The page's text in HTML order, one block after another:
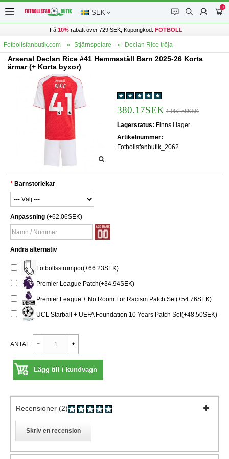
SEK 󰂱 󰂨 󰃳
0
󰃦
Få 10%rabatt över 729 SEK, Kupongkod: FOTBOLL
Fotbollsfanbutik.com Stjärnspelare Declan Rice tröja
Arsenal Declan Rice #41 Hemmaställ Barn 2025-26 Korta
ärmar (+ Korta byxor)
380.17SEK 1 002.58SEK
Lagerstatus: Finns i lager
Artikelnummer:
Fotbollsfanbutik_2062
Barnstorlekar
Anpassning (+62.06SEK)
Andra alternativ
Fotbollsstrumpor(+66.23SEK)
Premier League Patch(+34.94SEK)
Premier League + No Room For Racism Patch Set(+54.76SEK)
UCL Starball + UEFA Foundation 10 Years Patch Set(+48.50SEK)
ANTAL:
Lägg till i kundvagn
Recensioner (2)
Skriv en recension